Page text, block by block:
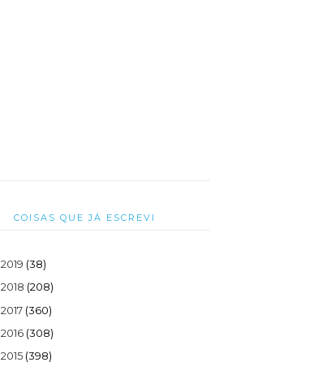
COISAS QUE JÁ ESCREVI
2019 (38)
2018 (208)
2017 (360)
2016 (308)
2015 (398)